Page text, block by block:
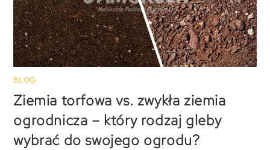
BLOG
Ziemia torfowa vs. zwykła ziemia
ogrodnicza – który rodzaj gleby
wybrać do swojego ogrodu?